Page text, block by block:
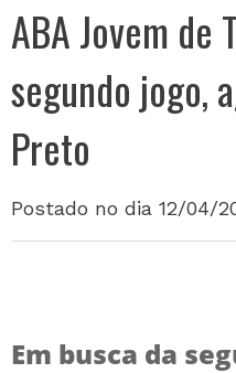
ABA Jovem de
segundo jogo,
Preto
Postado no dia 12/04/
Em busca da